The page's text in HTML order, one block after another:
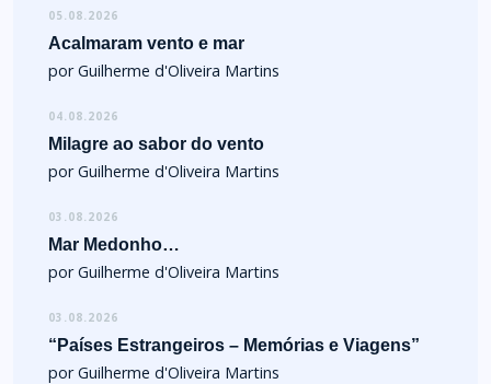
05.08.2026
Acalmaram vento e mar
por Guilherme d'Oliveira Martins
04.08.2026
Milagre ao sabor do vento
por Guilherme d'Oliveira Martins
03.08.2026
Mar Medonho…
por Guilherme d'Oliveira Martins
03.08.2026
“Países Estrangeiros – Memórias e Viagens”
por Guilherme d'Oliveira Martins